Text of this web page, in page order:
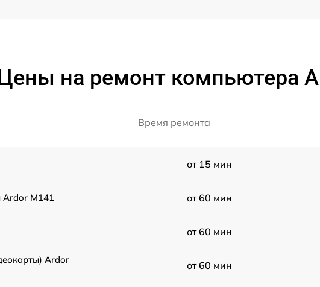
на ремонт компьютера
Время ремонта
от 15 мин
Ardor M141 от 60 мин
от 60 мин
Ardor
от 60 мин